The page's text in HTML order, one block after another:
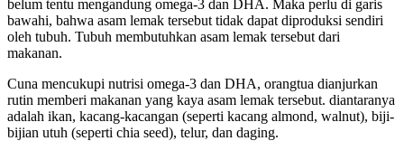
belum tentu mengandung omega-3 dan DHA. Maka perlu di garis
bawahi, bahwa asam lemak tersebut tidak dapat diproduksi sendiri
oleh tubuh. Tubuh membutuhkan asam lemak tersebut dari
makanan.
Cuna mencukupi nutrisi omega-3 dan DHA, orangtua dianjurkan
rutin memberi makanan yang kaya asam lemak tersebut. diantaranya
adalah ikan, kacang-kacangan (seperti kacang almond, walnut), biji-
bijian utuh (seperti chia seed), telur, dan daging.